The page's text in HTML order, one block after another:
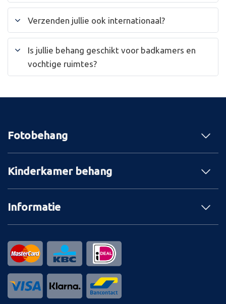
Verzenden jullie ook internationaal?
Is jullie behang geschikt voor badkamers en
vochtige ruimtes?
Fotobehang
Kinderkamer behang
Informatie